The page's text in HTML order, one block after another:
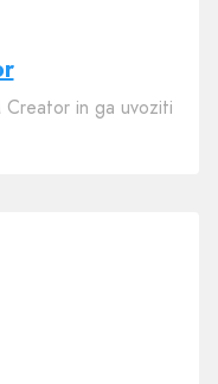
in ga uvoziti